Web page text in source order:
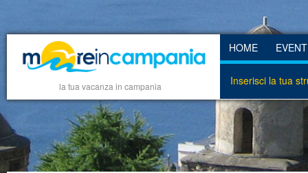
la tua vacanza in campania
HOME
Inserisci la tua